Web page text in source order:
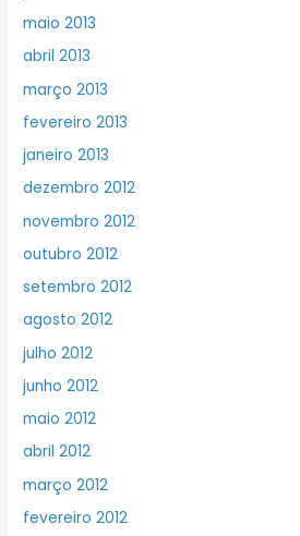
maio 2013
abril 2013
março 2013
fevereiro 2013
janeiro 2013
dezembro 2012
novembro 2012
outubro 2012
setembro 2012
agosto 2012
julho 2012
junho 2012
maio 2012
abril 2012
março 2012
fevereiro 2012